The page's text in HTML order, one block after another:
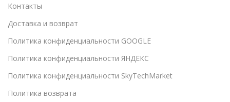
Контакты
Доставка и возврат
Политика конфиденциальности GOOGLE
Политика конфиденциальности ЯНДЕКС
Политика конфиденциальности SkyTechMarket
Политика возврата